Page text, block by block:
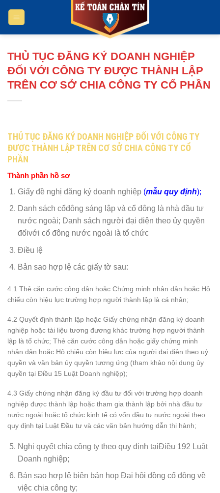
THỦ TỤC ĐĂNG KÝ DOANH NGHIỆP
ĐỐI VỚI CÔNG TY ĐƯỢC THÀNH LẬP
TRÊN CƠ SỞ CHIA CÔNG TY CỔ PHẦN
THỦ TỤC ĐĂNG KÝ DOANH NGHIỆP ĐỐI VỚI CÔNG TY
ĐƯỢC THÀNH LẬP TRÊN CƠ SỞ CHIA CÔNG TY CỔ
PHẦN
Thành phần hồ sơ
Giấy đề nghị đăng ký doanh nghiệp (mẫu quy định);
Danh sách cổđông sáng lập và cổ đông là nhà đầu tư
nước ngoài; Danh sách người đại diện theo ủy quyền
đốivới cổ đông nước ngoài là tổ chức
Điều lệ
Bản sao hợp lệ các giấy tờ sau:
4.1 Thẻ căn cước công dân hoặc Chứng minh nhân dân hoặc Hộ
chiếu còn hiệu lực trường hợp người thành lập là cá nhân;
4.2 Quyết định thành lập hoặc Giấy chứng nhận đăng ký doanh
nghiệp hoặc tài liệu tương đương khác trường hợp người thành
lập là tổ chức; Thẻ căn cước công dân hoặc giấy chứng minh
nhân dân hoặc Hộ chiếu còn hiệu lực của người đại diện theo uỷ
quyền và văn bản ủy quyền tương ứng (tham khảo nội dung ủy
quyền tại Điều 15 Luật Doanh nghiệp);
4.3 Giấy chứng nhận đăng ký đầu tư đối với trường hợp doanh
nghiệp được thành lập hoặc tham gia thành lập bởi nhà đầu tư
nước ngoài hoặc tổ chức kinh tế có vốn đầu tư nước ngoài theo
quy định tại Luật Đầu tư và các văn bản hướng dẫn thi hành;
Nghị quyết chia công ty theo quy định tạiĐiều 192 Luật
Doanh nghiệp;
Bản sao hợp lệ biên bản họp Đại hội đồng cổ đông về
việc chia công ty;